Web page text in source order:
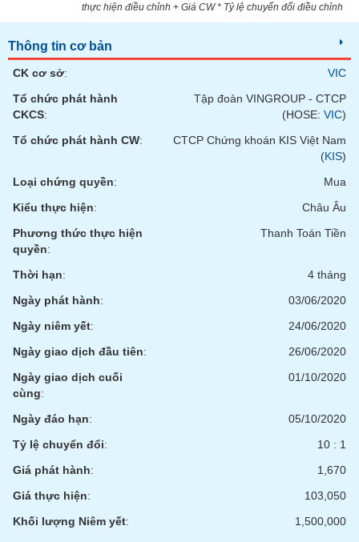
thực hiện điều chỉnh + Giá CW * Tỷ lệ chuyển đổi điều chỉnh
Thông tin cơ bản
CK cơ sở:
VIC
Tổ chức phát hành
CKCS:
Tập đoàn VINGROUP - CTCP
(HOSE: VIC)
Tổ chức phát hành CW:
CTCP Chứng khoán KIS Việt Nam
(KIS)
Loại chứng quyền:
Mua
Kiểu thực hiện:
Châu Âu
Phương thức thực hiện
quyền:
Thanh Toán Tiền
Thời hạn:
4 tháng
Ngày phát hành:
03/06/2020
Ngày niêm yết:
24/06/2020
Ngày giao dịch đầu tiên:
26/06/2020
Ngày giao dịch cuối
cùng:
01/10/2020
Ngày đáo hạn:
05/10/2020
Tỷ lệ chuyển đổi:
10 : 1
Giá phát hành:
1,670
Giá thực hiện:
103,050
Khối lượng Niêm yết:
1,500,000
thông
tài
chính
tài
chính